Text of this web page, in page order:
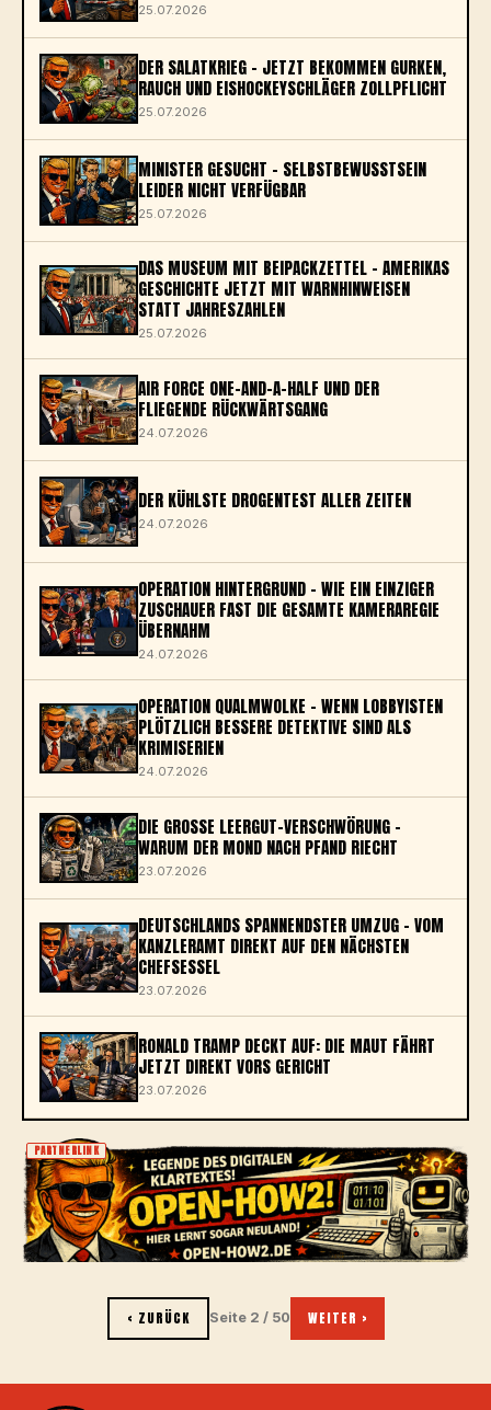
25.07.2026
DER SALATKRIEG – JETZT BEKOMMEN GURKEN,
RAUCH UND EISHOCKEYSCHLÄGER ZOLLPFLICHT
25.07.2026
MINISTER GESUCHT – SELBSTBEWUSSTSEIN
LEIDER NICHT VERFÜGBAR
25.07.2026
DAS MUSEUM MIT BEIPACKZETTEL – AMERIKAS
GESCHICHTE JETZT MIT WARNHINWEISEN
STATT JAHRESZAHLEN
25.07.2026
AIR FORCE ONE-AND-A-HALF UND DER
FLIEGENDE RÜCKWÄRTSGANG
24.07.2026
DER KÜHLSTE DROGENTEST ALLER ZEITEN
24.07.2026
OPERATION HINTERGRUND – WIE EIN EINZIGER
ZUSCHAUER FAST DIE GESAMTE KAMERAREGIE
ÜBERNAHM
24.07.2026
OPERATION QUALMWOLKE – WENN LOBBYISTEN
PLÖTZLICH BESSERE DETEKTIVE SIND ALS
KRIMISERIEN
24.07.2026
DIE GROSSE LEERGUT-VERSCHWÖRUNG – W
ARUM DER MOND NACH PFAND RIECHT
23.07.2026
DEUTSCHLANDS SPANNENDSTER UMZUG – VOM
KANZLERAMT DIREKT AUF DEN NÄCHSTEN
CHEFSESSEL
23.07.2026
RONALD TRAMP DECKT AUF: DIE MAUT FÄHRT
JETZT DIREKT VORS GERICHT
23.07.2026
PARTNERLINK
‹ ZURÜCK Seite 2 / 50 WEITER ›